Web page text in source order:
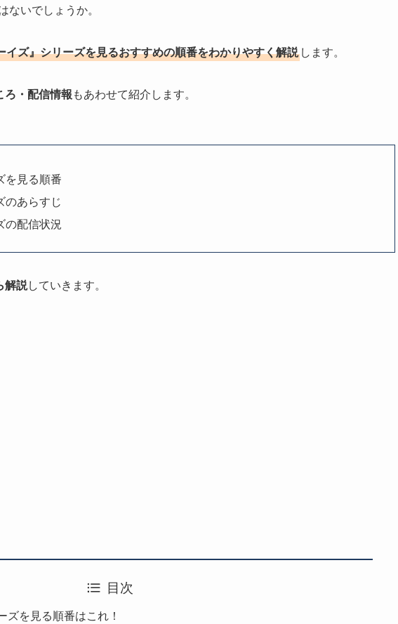
いでしょうか。
イズ』シリーズを見るおすすめの順番をわかりやすく解説 します。
ろ・配信情報もあわせて紹介します。
を見る順番
のあらすじ
の配信状況
解説していきます。
目次
ズを見る順番はこれ！